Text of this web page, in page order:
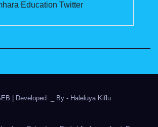
Education Twitter
Developed: _ By - Haleluya Kiflu